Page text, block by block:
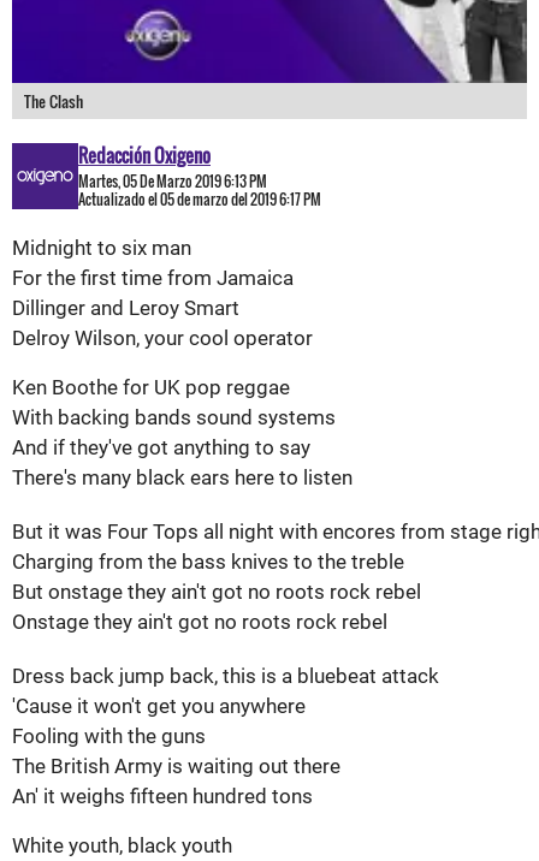
The Clash
Redacción Oxigeno
Martes, 05 De Marzo 2019 6:13 PM
Actualizado el 05 de marzo del 2019 6:17 PM
Midnight to six man
For the first time from Jamaica
Dillinger and Leroy Smart
Delroy Wilson, your cool operator
Ken Boothe for UK pop reggae
With backing bands sound systems
And if they've got anything to say
There's many black ears here to listen
But it was Four Tops all night with encores from stage
Charging from the bass knives to the treble
But onstage they ain't got no roots rock rebel
Onstage they ain't got no roots rock rebel
Dress back jump back, this is a bluebeat attack
'Cause it won't get you anywhere
Fooling with the guns
The British Army is waiting out there
An' it weighs fifteen hundred tons
White youth, black youth